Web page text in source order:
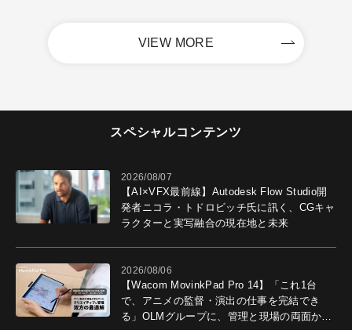
VIEW MORE
スペシャルコンテンツ
2026/08/07
【AI×VFX最前線】Autodesk Flow Studio開
発者ニコラ・トドロビッチ氏に訊く、CGキャ
ラクターと実写融合の現在地と未来
2026/08/06
【Wacom MovinkPad Pro 14】「これ1台
で、アニメの監督・演出の仕事を完結でき
る」OLMグループに、管理と現場の両面から